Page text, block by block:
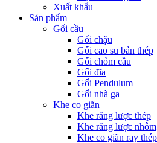
Xuất khẩu
Sản phẩm
Gối cầu
Gối chậu
Gối cao su bản thép
Gối chỏm cầu
Gối đĩa
Gối Pendulum
Gối nhà ga
Khe co giãn
Khe răng lược thép
Khe răng lược nhôm
Khe co giãn ray thép